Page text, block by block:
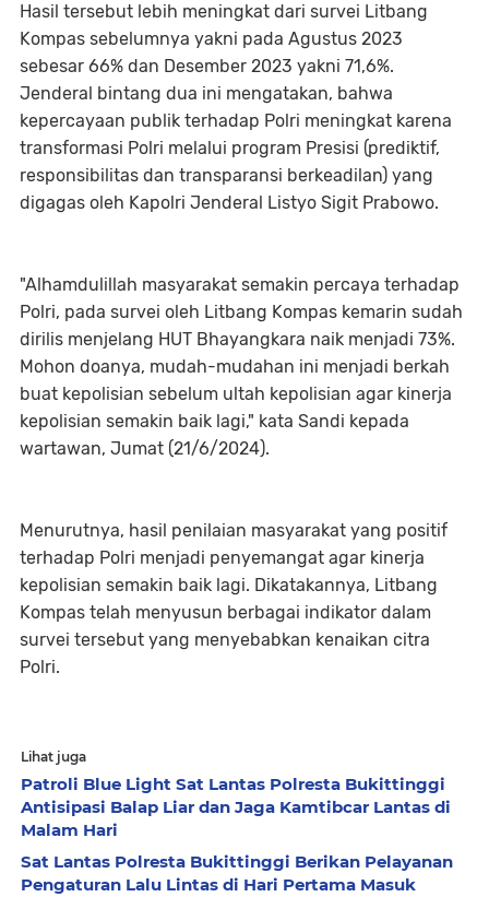
Hasil tersebut lebih meningkat dari survei Litbang
Kompas sebelumnya yakni pada Agustus 2023
sebesar 66% dan Desember 2023 yakni 71,6%.
Jenderal bintang dua ini mengatakan, bahwa
kepercayaan publik terhadap Polri meningkat karena
transformasi Polri melalui program Presisi (prediktif,
responsibilitas dan transparansi berkeadilan) yang
digagas oleh Kapolri Jenderal Listyo Sigit Prabowo.
"Alhamdulillah masyarakat semakin percaya terhadap
Polri, pada survei oleh Litbang Kompas kemarin sudah
dirilis menjelang HUT Bhayangkara naik menjadi 73%.
Mohon doanya, mudah-mudahan ini menjadi berkah
buat kepolisian sebelum ultah kepolisian agar kinerja
kepolisian semakin baik lagi," kata Sandi kepada
wartawan, Jumat (21/6/2024).
Menurutnya, hasil penilaian masyarakat yang positif
terhadap Polri menjadi penyemangat agar kinerja
kepolisian semakin baik lagi. Dikatakannya, Litbang
Kompas telah menyusun berbagai indikator dalam
survei tersebut yang menyebabkan kenaikan citra
Polri.
Lihat juga
Patroli Blue Light Sat Lantas Polresta Bukittinggi
Antisipasi Balap Liar dan Jaga Kamtibcar Lantas di
Malam Hari
Sat Lantas Polresta Bukittinggi Berikan Pelayanan
Pengaturan Lalu Lintas di Hari Pertama Masuk